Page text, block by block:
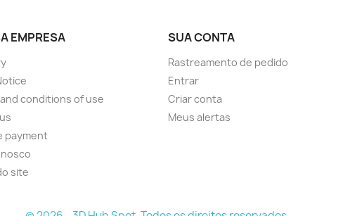
EMPRESA
conditions of use
payment
site
SUA CONTA
Rastreamento de pedido
Entrar
Criar conta
Meus alertas